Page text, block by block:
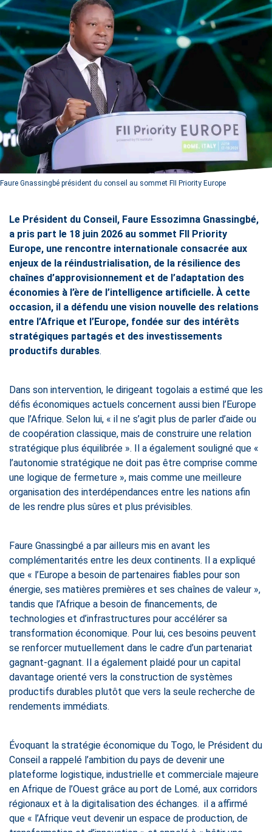
Faure Gnassingbé président du conseil au sommet FII Priority Europe
Le Président du Conseil, Faure Essozimna Gnassingbé,
a pris part le 18 juin 2026 au sommet FII Priority
Europe, une rencontre internationale consacrée aux
enjeux de la réindustrialisation, de la résilience des
chaînes d’approvisionnement et de l’adaptation des
économies à l’ère de l’intelligence artificielle. À cette
occasion, il a défendu une vision nouvelle des relations
entre l’Afrique et l’Europe, fondée sur des intérêts
stratégiques partagés et des investissements
productifs durables.
Dans son intervention, le dirigeant togolais a estimé que les
défis économiques actuels concernent aussi bien l’Europe
que l’Afrique. Selon lui, « il ne s’agit plus de parler d’aide ou
de coopération classique, mais de construire une relation
stratégique plus équilibrée ». Il a également souligné que «
l’autonomie stratégique ne doit pas être comprise comme
une logique de fermeture », mais comme une meilleure
organisation des interdépendances entre les nations afin
de les rendre plus sûres et plus prévisibles.
Faure Gnassingbé a par ailleurs mis en avant les
complémentarités entre les deux continents. Il a expliqué
que « l’Europe a besoin de partenaires fiables pour son
énergie, ses matières premières et ses chaînes de valeur »,
tandis que l’Afrique a besoin de financements, de
technologies et d’infrastructures pour accélérer sa
transformation économique. Pour lui, ces besoins peuvent
se renforcer mutuellement dans le cadre d’un partenariat
gagnant-gagnant. Il a également plaidé pour un capital
davantage orienté vers la construction de systèmes
productifs durables plutôt que vers la seule recherche de
rendements immédiats.
Évoquant la stratégie économique du Togo, le Président du
Conseil a rappelé l’ambition du pays de devenir une
plateforme logistique, industrielle et commerciale majeure
en Afrique de l’Ouest grâce au port de Lomé, aux corridors
régionaux et à la digitalisation des échanges. il a affirmé
que « l’Afrique veut devenir un espace de production, de